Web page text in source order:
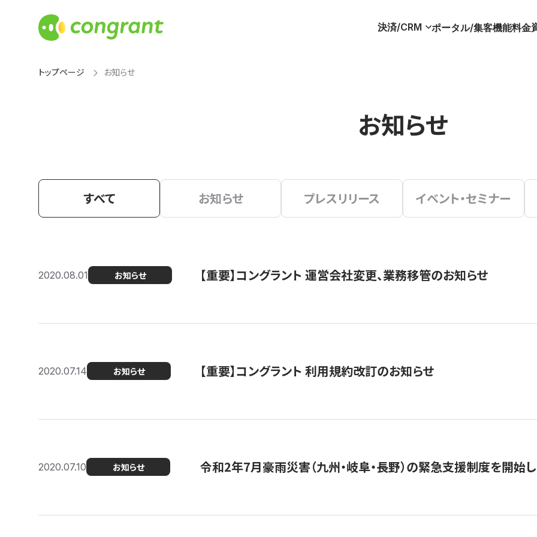
決済/CRM ポータル/集客機能料金
トップページ お知らせ
お知らせ
すべて お知らせ プレスリリース イベント・セミナー
2020.08.01 お知らせ 【重要】コングラント 運営会社変更、業務移管のお知らせ
2020.07.14 お知らせ 【重要】コングラント 利用規約改訂のお知らせ
2020.07.10 お知らせ 令和2年7月豪雨災害（九州・岐阜・長野）の緊急支援制度を開始